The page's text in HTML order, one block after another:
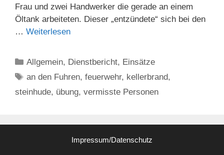
Frau und zwei Handwerker die gerade an einem
Öltank arbeiteten. Dieser „entzündete“ sich bei den
… Weiterlesen
Kategorien
Allgemein, Dienstbericht, Einsätze
Schlagwörter
an den Fuhren,feuerwehr, kellerbrand,
steinhude, übung, vermisste Personen
Impressum/Datenschutz